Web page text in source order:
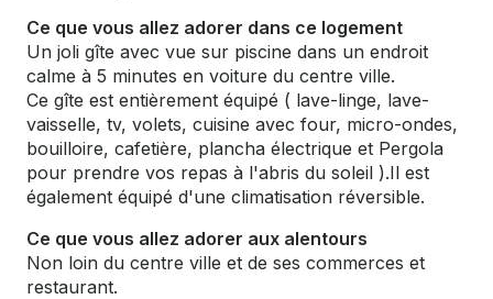
Ce que vous allez adorer dans ce logement
Un joli gîte avec vue sur piscine dans un endroit
calme à 5 minutes en voiture du centre ville.
Ce gîte est entièrement équipé ( lave-linge, lave-
vaisselle, tv, volets, cuisine avec four, micro-ondes,
bouilloire, cafetière, plancha électrique et Pergola
pour prendre vos repas à l'abris du soleil ).Il est
également équipé d'une climatisation réversible.
Ce que vous allez adorer aux alentours
Non loin du centre ville et de ses commerces et
restaurant.